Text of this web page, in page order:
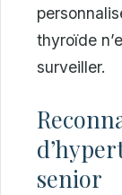
thyroïde
surveiller.
senior